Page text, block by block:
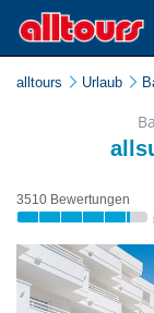
alltours Urlaub
3510 Bewertungen